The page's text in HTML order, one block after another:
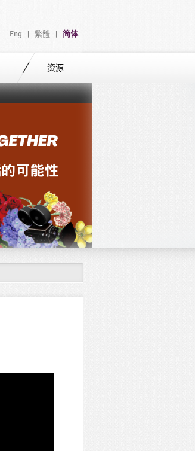
Eng 繁體 简体
资源